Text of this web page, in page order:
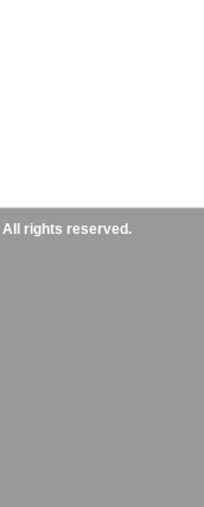
rights reserved.